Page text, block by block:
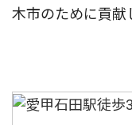
木市のために貢献